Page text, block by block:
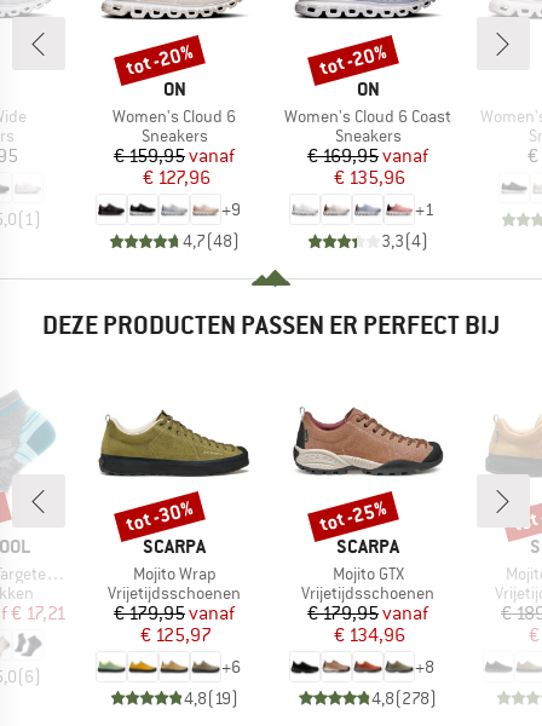
( 1)
MERK
ON
Artikel
Women's Cloud 6
Productgroep
Sneakers
Prijs
€ 159,95Verlaagde prijs
vanaf
€ 127,96
+9
4,7(48)
Korting
tot -20%
MERK
ON
Artikel
Women's Cloud 6 Coast
Productgroep
Sneakers
Prijs
€ 169,95Verlaagde prijs
vanaf
€ 135,96
+1
3,3(4)
Korting
tot -20%
Artikel
€
DEZE PRODUCTEN PASSEN ER PERFECT BIJ
Socks
prijs
€ 17,21
(6)
MERK
SCARPA
Artikel
Mojito Wrap
Productgroep
Vrijetijdsschoenen
Prijs
€ 179,95Verlaagde prijs
vanaf
€ 125,97
+6
4,8(19)
Korting
tot -30%
MERK
SCARPA
Artikel
Mojito GTX
Productgroep
Vrijetijdsschoenen
Prijs
€ 179,95Verlaagde prijs
vanaf
€ 134,96
+8
4,8(278)
Korting
tot -25%
€